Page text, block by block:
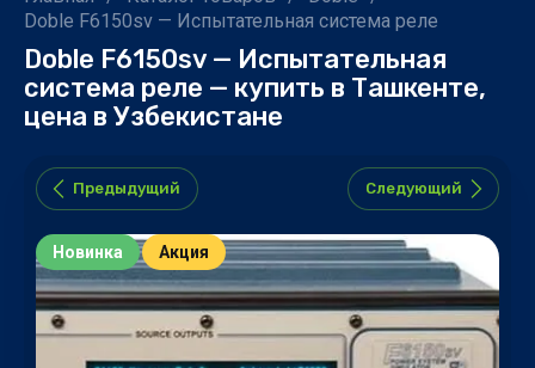
Doble F6150sv — Испытательная система реле
Doble F6150sv — Испытательная
система реле — купить в Ташкенте,
цена в Узбекистане
Предыдущий Следующий
Новинка Акция